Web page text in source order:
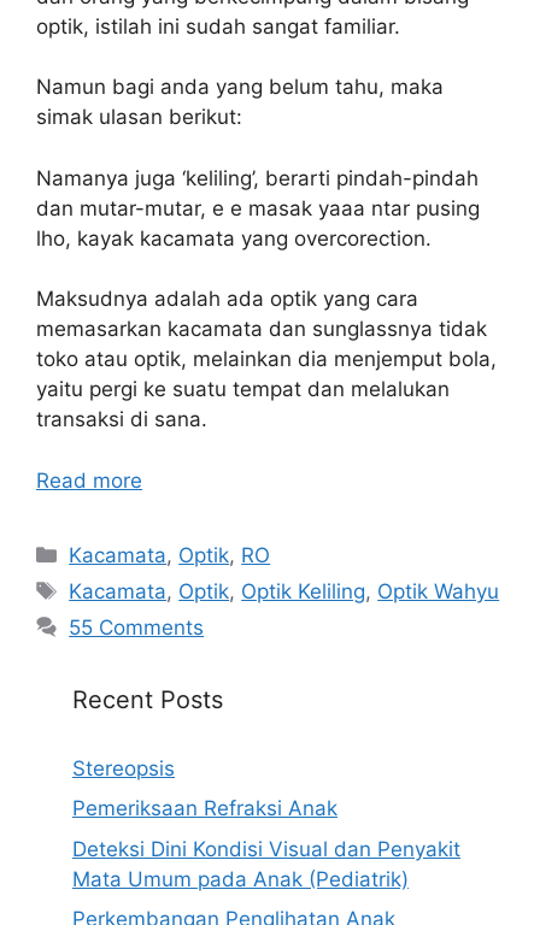
optik, istilah ini sudah sangat familiar.
Namun bagi anda yang belum tahu, maka
simak ulasan berikut:
Namanya juga ‘keliling’, berarti pindah-pindah
dan mutar-mutar, e e masak yaaa ntar pusing
lho, kayak kacamata yang overcorection.
Maksudnya adalah ada optik yang cara
memasarkan kacamata dan sunglassnya tidak
toko atau optik, melainkan dia menjemput bola,
yaitu pergi ke suatu tempat dan melalukan
transaksi di sana.
Read more
Categories
Kacamata, Optik, RO
Tags
Kacamata, Optik, Optik Keliling, Optik Wahyu
55 Comments
Recent Posts
Stereopsis
Pemeriksaan Refraksi Anak
Deteksi Dini Kondisi Visual dan Penyakit
Mata Umum pada Anak (Pediatrik)
Perkembangan Penglihatan Anak